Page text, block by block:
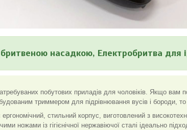
насадкою, Електробритва для
побутових приладів для чоловіків. Якщо вам
триммером для підрівнювання вусів і бороди,
стильний корпус, виготовлений з
ножами із гігієнічної нержавіючої сталі ідеально